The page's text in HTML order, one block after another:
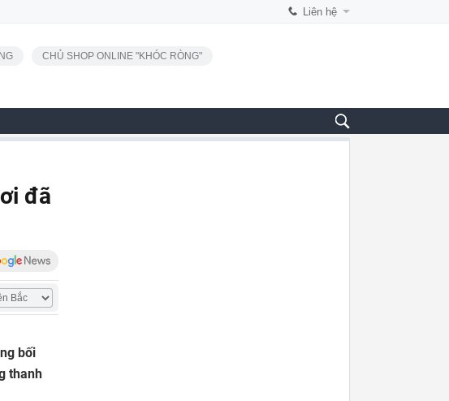
Liên hệ
CHỦ SHOP ONLINE "KHÓC RÒNG"
đã
bối
thanh